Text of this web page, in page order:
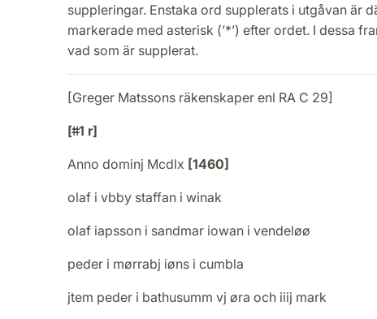
suppleringar. Enstaka ord supplerats i utgåvan är
markerade med asterisk (’*’) efter ordet. I dessa
vad som är supplerat.
[Greger Matssons räkenskaper enl RA C 29]
[ǂǂ1 r]
Anno dominj Mcdlx [1460]
olaf i vbby staffan i winak
olaf iapsson i sandmar iowan i vendeløø
peder i mørrabj iøns i cumbla
jtem peder i bathusumm vj øra och iiij mark